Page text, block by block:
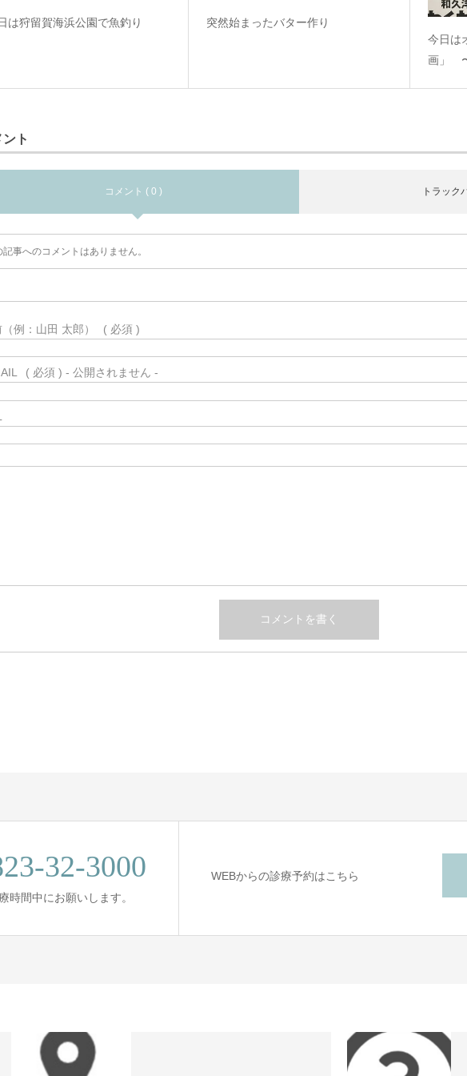
は狩留賀海浜公園で魚釣り
突然始まったバター作り
今日は
画」
ント
コメント ( 0 ) トラック
記事へのコメントはありません。
例：山田 太郎） ( 必須 )
( 必須 ) - 公開されません -
32-3000
時間中にお願いします。
WEBからの診療予約はこちら